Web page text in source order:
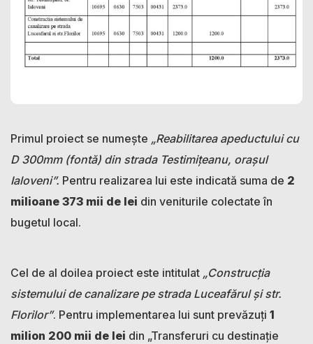
Primul proiect se numește „Reabilitarea apeductului cu
D 300mm (fontă) din strada Testimițeanu, orașul
Ialoveni”. Pentru realizarea lui este indicată suma de 2
milioane 373 mii de lei din veniturile colectate în
bugetul local.
Cel de al doilea proiect este intitulat „Construcția
sistemului de canalizare pe strada Luceafărul și str.
Florilor”. Pentru implementarea lui sunt prevăzuți 1
milion 200 mii de lei din „Transferuri cu destinație